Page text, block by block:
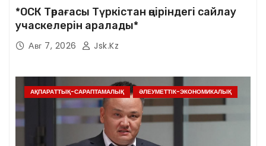
*ОСК Төрағасы Түркістан өңіріндегі сайлау
учаскелерін аралады*
Авг 7, 2026 Jsk.kz
АҚПАРАТТЫҚ-САРАПТАМАЛЫҚ ӘЛЕУМЕТТІК-ЭКОНОМИКАЛЫҚ